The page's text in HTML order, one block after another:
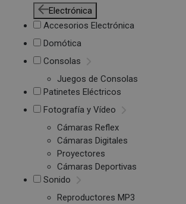
Electrónica
Accesorios Electrónica
Domótica
Consolas
Juegos de Consolas
Patinetes Eléctricos
Fotografía y Vídeo
Cámaras Reflex
Cámaras Digitales
Proyectores
Cámaras Deportivas
Sonido
Reproductores MP3